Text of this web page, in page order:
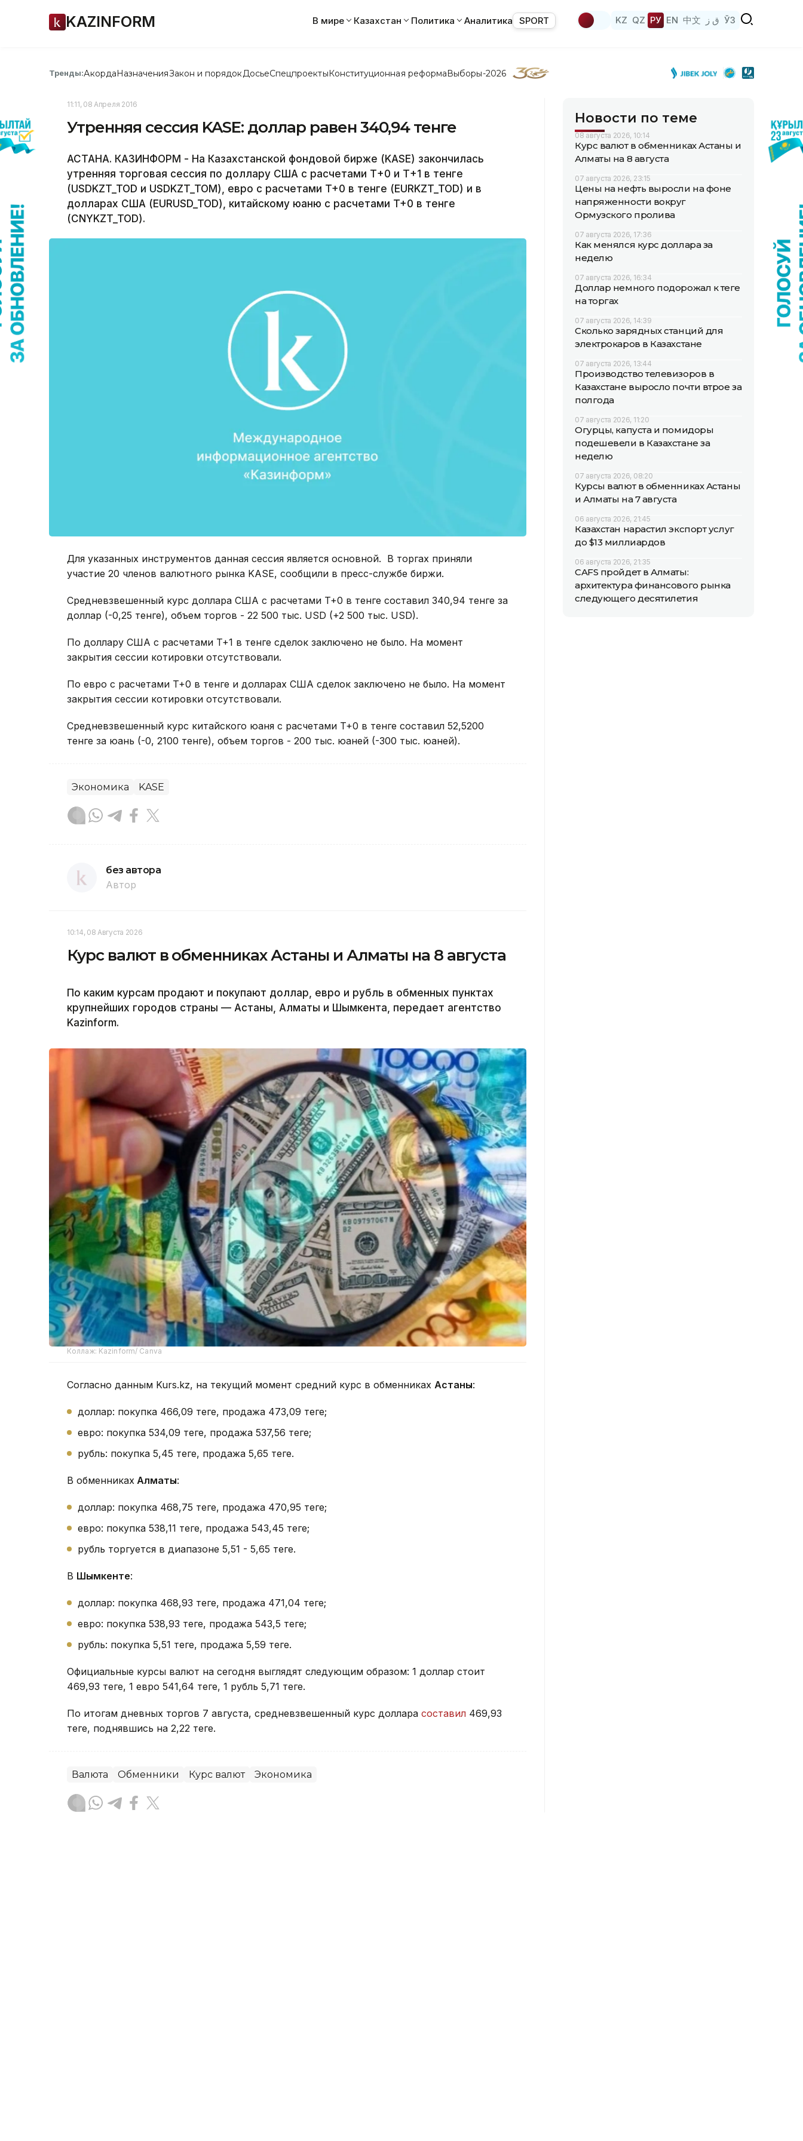
KAZINFORM В мире Казахстан Политика Аналитика SPORT KZ QZ РУ EN 中文 ق ز ЎЗ
Тренды:АкордаНазначенияЗакон и порядок ДосьеСпецпроектыКонституционная реформаВыборы-2026
11:11, 08 Апреля 2016
Утренняя сессия KASE: доллар равен 340,94 тенге
АСТАНА. КАЗИНФОРМ - На Казахстанской фондовой бирже (KASE) закончилась
утренняя торговая сессия по доллару США с расчетами Т+0 и Т+1 в тенге
(USDKZT_TOD и USDKZT_TOM), евро с расчетами T+0 в тенге (EURKZT_TOD) и в
долларах США (EURUSD_TOD), китайскому юаню с расчетами T+0 в тенге
(CNYKZT_TOD).
Для указанных инструментов данная сессия является основной. В торгах приняли
участие 20 членов валютного рынка KASE, сообщили в пресс-службе биржи.
Средневзвешенный курс доллара США с расчетами T+0 в тенге составил 340,94 тенге за
доллар (-0,25 тенге), объем торгов - 22 500 тыс. USD (+2 500 тыс. USD).
По доллару США с расчетами T+1 в тенге сделок заключено не было. На момент
закрытия сессии котировки отсутствовали.
По евро с расчетами T+0 в тенге и долларах США сделок заключено не было. На момент
закрытия сессии котировки отсутствовали.
Средневзвешенный курс китайского юаня с расчетами T+0 в тенге составил 52,5200
тенге за юань (-0, 2100 тенге), объем торгов - 200 тыс. юаней (-300 тыс. юаней).
Экономика KASE
без автора
Автор
10:14, 08 Августа 2026
Курс валют в обменниках Астаны и Алматы на 8 августа
По каким курсам продают и покупают доллар, евро и рубль в обменных пунктах
крупнейших городов страны — Астаны, Алматы и Шымкента, передает агентство
Kazinform.
Коллаж: Kazinform/ Canva
Согласно данным Kurs.kz, на текущий момент средний курс в обменниках Астаны:
доллар: покупка 466,09 теңге, продажа 473,09 теңге;
евро: покупка 534,09 теңге, продажа 537,56 теңге;
рубль: покупка 5,45 теңге, продажа 5,65 теңге.
В обменниках Алматы:
доллар: покупка 468,75 теңге, продажа 470,95 теңге;
евро: покупка 538,11 теңге, продажа 543,45 теңге;
рубль торгуется в диапазоне 5,51 - 5,65 теңге.
В Шымкенте:
доллар: покупка 468,93 теңге, продажа 471,04 теңге;
евро: покупка 538,93 теңге, продажа 543,5 теңге;
рубль: покупка 5,51 теңге, продажа 5,59 теңге.
Официальные курсы валют на сегодня выглядят следующим образом: 1 доллар стоит
469,93 теңге, 1 евро 541,64 теңге, 1 рубль 5,71 теңге.
По итогам дневных торгов 7 августа, средневзвешенный курс доллара составил 469,93
теңге, поднявшись на 2,22 теңге.
Валюта Обменники Курс валют Экономика
Новости по теме
08 августа 2026, 10:14
Курс валют в обменниках Астаны и
Алматы на 8 августа
07 августа 2026, 23:15
Цены на нефть выросли на фоне
напряженности вокруг
Ормузского пролива
07 августа 2026, 17:36
Как менялся курс доллара за
неделю
07 августа 2026, 16:34
Доллар немного подорожал к теңге
на торгах
07 августа 2026, 14:39
Сколько зарядных станций для
электрокаров в Казахстане
07 августа 2026, 13:44
Производство телевизоров в
Казахстане выросло почти втрое за
полгода
07 августа 2026, 11:20
Огурцы, капуста и помидоры
подешевели в Казахстане за
неделю
07 августа 2026, 08:20
Курсы валют в обменниках Астаны
и Алматы на 7 августа
06 августа 2026, 21:45
Казахстан нарастил экспорт услуг
до $13 миллиардов
06 августа 2026, 21:35
CAFS пройдет в Алматы:
архитектура финансового рынка
следующего десятилетия